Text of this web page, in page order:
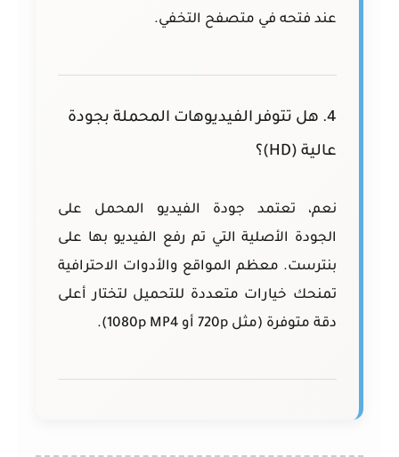
عند فتحه في متصفح التخفي.
4. هل تتوفر الفيديوهات المحملة بجودة
عالية (HD)؟
نعم، تعتمد جودة الفيديو المحمل على
الجودة الأصلية التي تم رفع الفيديو بها على
بنترست. معظم المواقع والأدوات الاحترافية
تمنحك خيارات متعددة للتحميل لتختار أعلى
دقة متوفرة (مثل 720p أو 1080p MP4).